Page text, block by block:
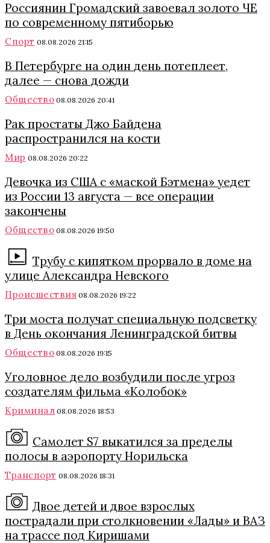
Россиянин Громадский завоевал золото ЧЕ
по современному пятиборью
Спорт 08.08.2026 21:15
В Петербурге на один день потеплеет,
далее — снова дожди
Общество 08.08.2026 20:41
Рак простаты Джо Байдена
распространился на кости
Мир 08.08.2026 20:22
Девочка из США с «маской Бэтмена» уедет
из России 13 августа — все операции
закончены
Общество 08.08.2026 19:50
Трубу с кипятком прорвало в доме на
улице Александра Невского
Происшествия 08.08.2026 19:22
Три моста получат специальную подсветку
в День окончания Ленинградской битвы
Общество 08.08.2026 19:15
Уголовное дело возбудили после угроз
создателям фильма «Колобок»
Криминал 08.08.2026 18:53
Самолет S7 выкатился за пределы
полосы в аэропорту Норильска
Транспорт 08.08.2026 18:31
Двое детей и двое взрослых
пострадали при столкновении «Лады» и ВАЗ
на трассе под Киришами